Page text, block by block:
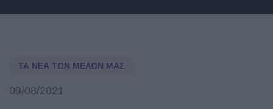
ΤΑ ΝΈΑ ΤΩΝ ΜΕΛΏΝ ΜΑΣ
09/08/2021